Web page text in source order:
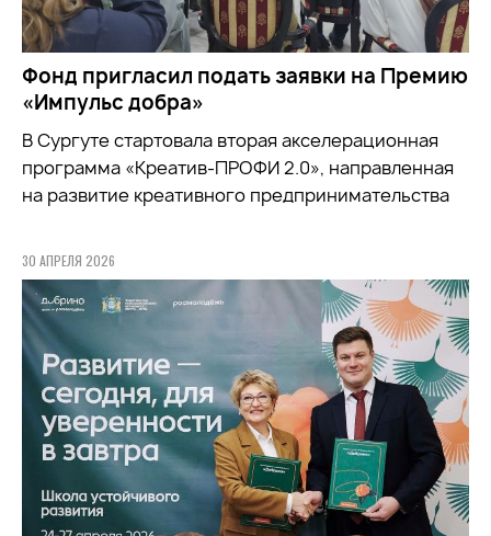
Фонд пригласил подать заявки на Премию
«Импульс добра»
В Сургуте стартовала вторая акселерационная
программа «Креатив-ПРОФИ 2.0», направленная
на развитие креативного предпринимательства
30 АПРЕЛЯ 2026